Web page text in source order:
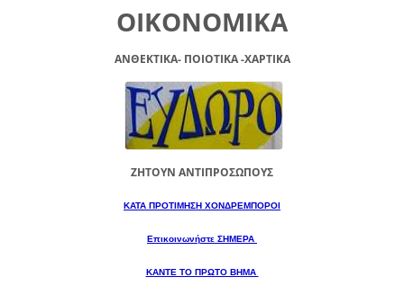
ΟΙΚΟΝΟΜΙΚΑ
ΑΝΘΕΚΤΙΚΑ- ΠΟΙΟΤΙΚΑ -XAPTIKA
ΖΗΤΟΥΝ ΑΝΤΙΠΡΟΣΩΠΟΥΣ
ΚΑΤΑ ΠΡΟΤΙΜΗΣΗ ΧΟΝΔΡΕΜΠΟΡΟΙ
Επικοινωνήστε ΣΗΜΕΡΑ
ΚΑΝΤΕ ΤΟ ΠΡΩΤΟ ΒΗΜΑ